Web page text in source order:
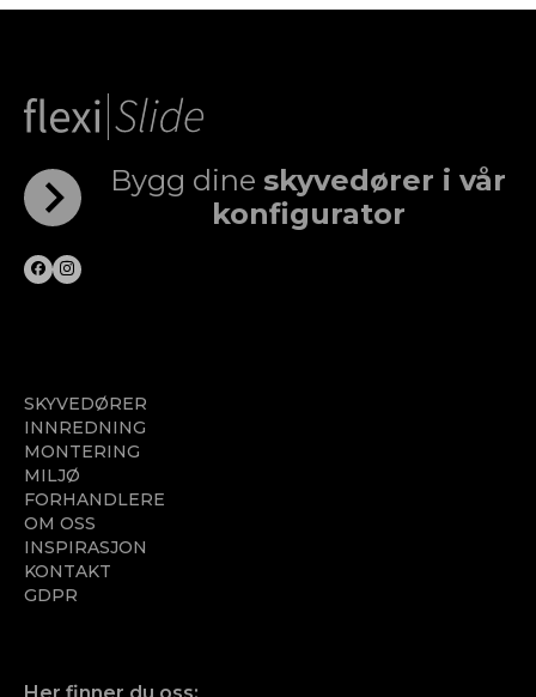
Bygg dine skyvedører i vår
konfigurator
SKYVEDØRER
INNREDNING
MONTERING
MILJØ
FORHANDLERE
OM OSS
INSPIRASJON
KONTAKT
GDPR